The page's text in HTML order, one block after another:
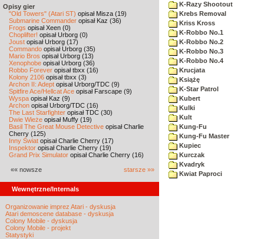
Opisy gier
"Old Towers" (Atari ST) opisał Misza (19)
Submarine Commander opisał Kaz (36)
Frogs opisał Xeen (0)
Choplifter! opisał Urborg (0)
Joust opisał Urborg (17)
Commando opisał Urborg (35)
Mario Bros opisał Urborg (13)
Xenophobe opisał Urborg (36)
Robbo Forever opisał tbxx (16)
Kolony 2106 opisał tbxx (3)
Archon II: Adept opisał Urborg/TDC (9)
Spitfire Ace/Hellcat Ace opisał Farscape (9)
Wyspa opisał Kaz (9)
Archon opisał Urborg/TDC (16)
The Last Starfighter opisał TDC (30)
Dwie Wieże opisał Muffy (19)
Basil The Great Mouse Detective opisał Charlie
Cherry (125)
Inny Świat opisał Charlie Cherry (17)
Inspektor opisał Charlie Cherry (19)
Grand Prix Simulator opisał Charlie Cherry (16)
«« nowsze starsze »»
Wewnętrzne/Internals
Organizowanie imprez Atari - dyskusja
Atari demoscene database - dyskusja
Colony Mobile - dyskusja
Colony Mobile - projekt
Statystyki
K-Razy Shootout
Krebs Removal
Kriss Kross
K-Robbo No.1
K-Robbo No.2
K-Robbo No.3
K-Robbo No.4
Krucjata
Książę
K-Star Patrol
Kubert
Kulki
Kult
Kung-Fu
Kung-Fu Master
Kupiec
Kurczak
Kvadryk
Kwiat Paproci